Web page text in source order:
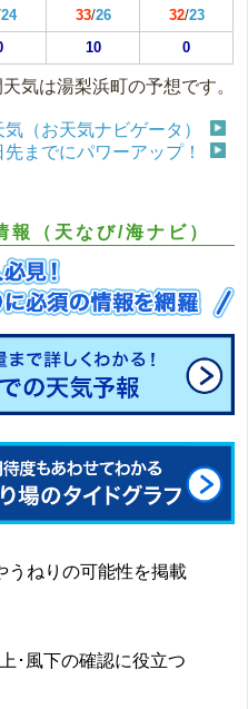
24 33/26 32/23
10 0
気は湯梨浜町の予想です。
（お天気ナビゲータ）
までにパワーアップ！
報（天なび/海ナビ）
うねりの可能性を掲載
･風下の確認に役立つ